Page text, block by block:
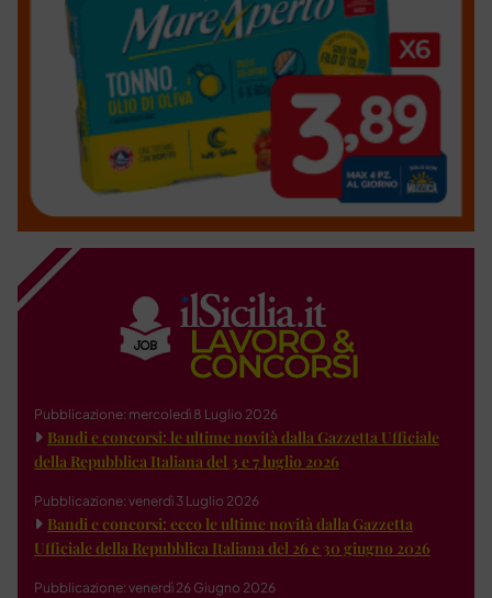
Pubblicazione: mercoledì 8 Luglio 2026
Bandi e concorsi: le ultime novità dalla Gazzetta Ufficiale
della Repubblica Italiana del 3 e 7 luglio 2026
Pubblicazione: venerdì 3 Luglio 2026
Bandi e concorsi: ecco le ultime novità dalla Gazzetta
Ufficiale della Repubblica Italiana del 26 e 30 giugno 2026
Pubblicazione: venerdì 26 Giugno 2026